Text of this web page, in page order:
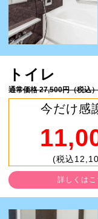
トイレ
通常価格 27,500円（税込）
今だけ感
(税込
詳しくはこ